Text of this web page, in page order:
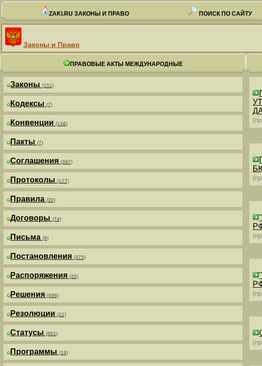
ZAKI.RU ЗАКОНЫ И ПРАВО ПОИСК ПО САЙТУ
Законы и Право
ПРАВОВЫЕ АКТЫ МЕЖДУНАРОДНЫЕ
Законы (151)
Кодексы (7)
Конвенции (146)
Пакты (7)
Соглашения (397)
Протоколы (177)
Правила (20)
Договоры (74)
Письма (9)
Постановления (375)
Распоряжения (20)
Решения (496)
Резолюции (21)
Статусы (881)
Программы (19)